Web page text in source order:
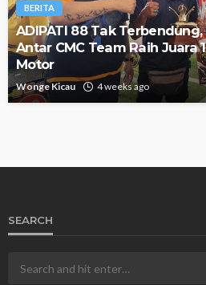
BERITA
ADIPATI 88 Tak
Antar CMC Team Raih Juara
Motor
Wonge Kicau 4 weeks ago
SEARCH